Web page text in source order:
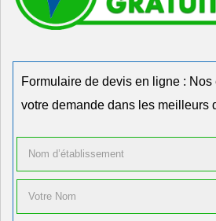
Formulaire de devis en ligne :
votre demande dans les meilleurs